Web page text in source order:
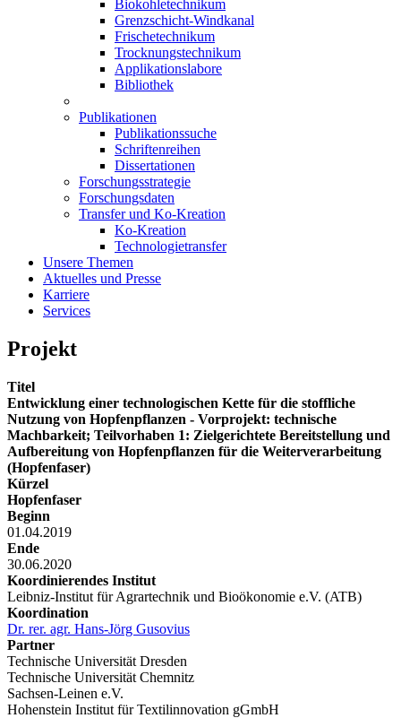
Biokohletechnikum
Grenzschicht-Windkanal
Frischetechnikum
Trocknungstechnikum
Applikationslabore
Bibliothek
Publikationen
Publikationssuche
Schriftenreihen
Dissertationen
Forschungsstrategie
Forschungsdaten
Transfer und Ko-Kreation
Ko-Kreation
Technologietransfer
Unsere Themen
Aktuelles und Presse
Karriere
Services
Projekt
Titel
Entwicklung einer technologischen Kette für die stoffliche
Nutzung von Hopfenpflanzen - Vorprojekt: technische
Machbarkeit; Teilvorhaben 1: Zielgerichtete Bereitstellung und
Aufbereitung von Hopfenpflanzen für die Weiterverarbeitung
(Hopfenfaser)
Kürzel
Hopfenfaser
Beginn
01.04.2019
Ende
30.06.2020
Koordinierendes Institut
Leibniz-Institut für Agrartechnik und Bioökonomie e.V. (ATB)
Koordination
Dr. rer. agr. Hans-Jörg Gusovius
Partner
Technische Universität Dresden
Technische Universität Chemnitz
Sachsen-Leinen e.V.
Hohenstein Institut für Textilinnovation gGmbH